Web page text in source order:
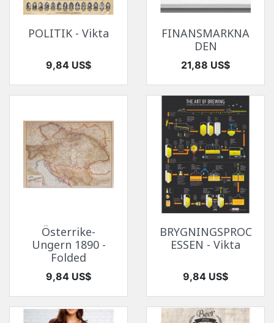
POLITIK - Vikta
Pris
9,84 US$
FINANSMARKNA
DEN
Pris
21,88 US$
Österrike-
Ungern 1890 -
Folded
Pris
9,84 US$
BRYGNINGSPROC
ESSEN - Vikta
Pris
9,84 US$